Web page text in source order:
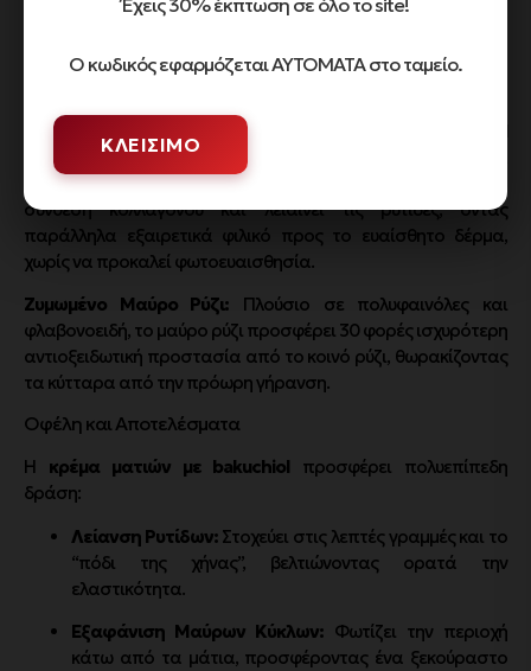
Η Δύναμη των Κύριων Συστατικών
Το μυστικό της επιτυχίας βρίσκεται στον συνδυασμό δύο
Bakuchiol (5.000ppm):
Η
χρησιμοποιεί αυτό το φυτικό συστατικό ως μια ασφαλή,
φυσική εναλλακτική της ρετινόλης. Το Bakuchiol διεγείρει τη
σύνθεση κολλαγόνου και λειαίνει τις ρυτίδες, όντας
παράλληλα εξαιρετικά φιλικό προς το ευαίσθητο δέρμα,
χωρίς να προκαλεί φωτοευαισθησία.
Ζυμωμένο Μαύρο Ρύζι: Πλούσιο σε πολυφαινόλες και
φλαβονοειδή, το μαύρο ρύζι προσφέρει 30 φορές ισχυρότερη
αντιοξειδωτική προστασία από το κοινό ρύζι, θωρακίζοντας
τα κύτταρα από την πρόωρη γήρανση.
Οφέλη και Αποτελέσματα
Η κρέμα ματιών με bakuchiol προσφέρει πολυεπίπεδη
δράση:
Λείανση Ρυτίδων:Στοχεύει στις λεπτές γραμμές και το
“πόδι της χήνας”, βελτιώνοντας ορατά την
ελαστικότητα.
Εξαφάνιση Μαύρων Κύκλων: Φωτίζει την περιοχή
κάτω από τα μάτια, προσφέροντας ένα ξεκούραστο
Έχεις 30% έκπτωση σε όλο το site!
Ο κωδικός εφαρμόζεται ΑΥΤΟΜΑΤΑ στο ταμείο.
ΚΛΕΊΣΙΜΟ